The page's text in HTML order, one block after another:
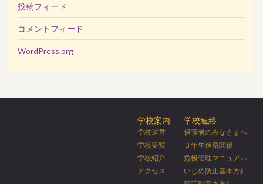
投稿フィード
コメントフィード
WordPress.org
学校案内
学校運営
学校要覧
学校紹介
アクセス
学校連絡
保護者のみなさまへ
３年生進路関係
危機管理マニュアル
いじめ防止基本方針